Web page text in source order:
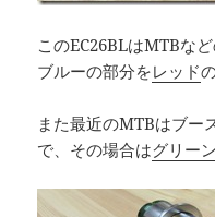
このEC26BLはMTBな
ブルーの部分をレッド
また最近のMTBはブー
で、その場合はグリー